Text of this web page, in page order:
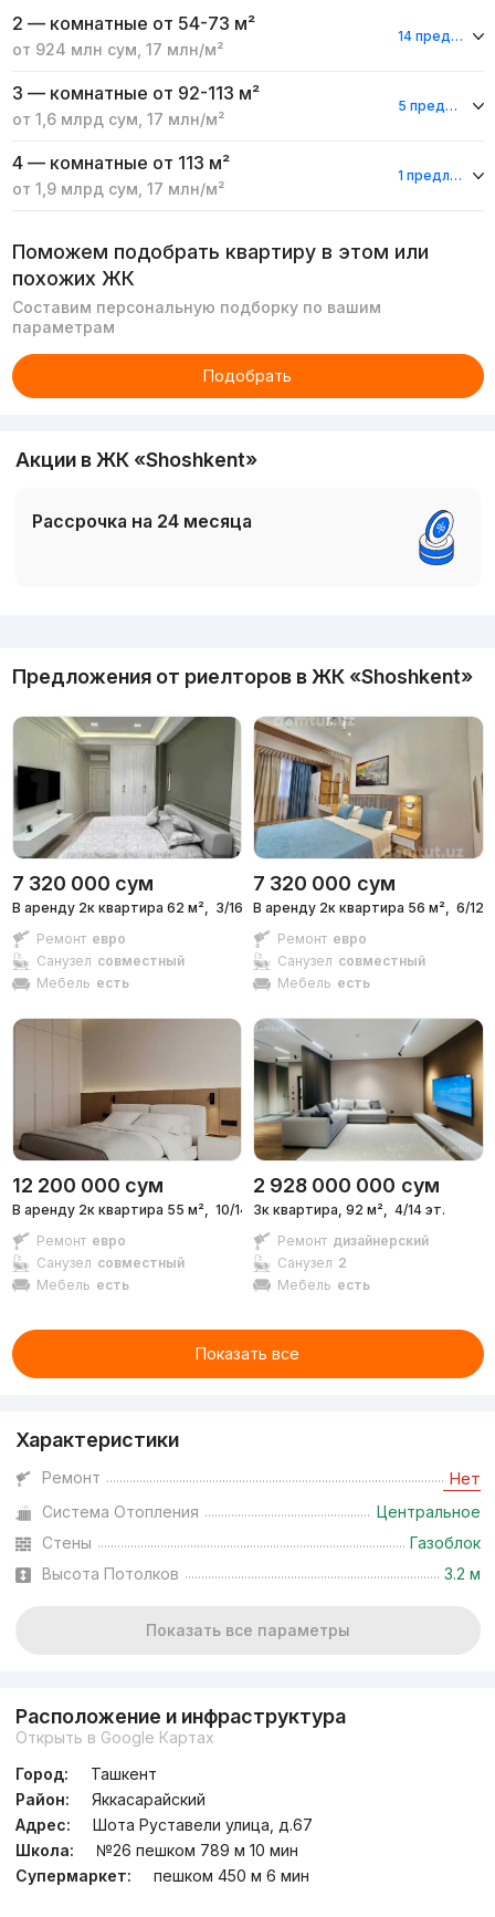
2 — комнатные от 54-73 м²
от 924 млн сум 17 млн/м²
14 предложения
3 — комнатные от 92-113 м²
от 1,6 млрд сум 17 млн/м²
5 предложений
4 — комнатные от 113 м²
от 1,9 млрд сум 17 млн/м²
1 предложение
Поможем подобрать квартиру в этом или
похожих ЖК
Составим персональную подборку по вашим
параметрам
Подобрать
Акции в ЖК «Shoshkent»
Рассрочка на 24 месяца
Предложения от риелторов в ЖК «Shoshkent»
7 320 000 сум
В аренду 2к квартира 62 м², 3/16 эт.
Ремонт евро
Санузел совместный
Мебель есть
7 320 000 сум
В аренду 2к квартира 56 м², 6/12
Ремонт евро
Санузел совместный
Мебель есть
12 200 000 сум
В аренду 2к квартира 55 м²,
10/14 эт.
Ремонт евро
Санузел совместный
Мебель есть
2 928 000 000 сум
3к квартира, 92 м²,
4/14 эт.
Ремонт дизайнерский
Санузел 2
Мебель есть
Показать все
Характеристики
Ремонт Нет
Система Отопления
Центральное
Стены
Газоблок
Высота Потолков
3.2 м
Показать все параметры
Расположение и инфраструктура
Открыть в Google Картах
Город:
Ташкент
Район:
Яккасарайский
Адрес:
Шота Руставели улица, д.67
Школа:
№26 пешком 789 м 10 мин
Супермаркет:
пешком 450 м 6 мин